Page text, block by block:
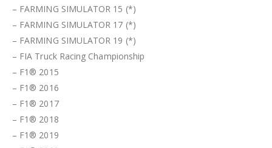
– FARMING SIMULATOR 15 (*)
– FARMING SIMULATOR 17 (*)
– FARMING SIMULATOR 19 (*)
– FIA Truck Racing Championship
– F1® 2015
– F1® 2016
– F1® 2017
– F1® 2018
– F1® 2019